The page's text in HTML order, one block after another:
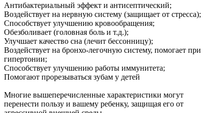
Антибактериальный эффект и антисептический;
Воздействует на нервную систему (защищает от стресса);
Способствует улучшению кровообращения;
Обезболивает (головная боль и т.д.);
Улучшает качество сна (лечит бессонницу);
Воздействует на бронхо-легочную систему, помогает при
гипертонии;
Способствует улучшению работы иммунитета;
Помогают прорезываться зубам у детей
Многие вышеперечисленные характеристики могут
перенести пользу и вашему ребенку, защищая его от